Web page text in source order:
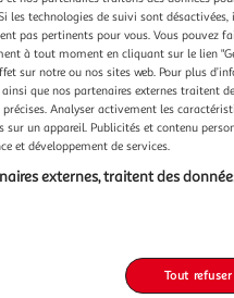
les technologies de suivi sont
pas pertinents pour vous. Vous pouvez
à tout moment en cliquant sur le lien
sur notre ou nos sites web. Pour plus
que nos partenaires externes traitent
Analyser activement les
un appareil. Publicités et contenu
et développement de services.
externes, traitent des
Tout refuser